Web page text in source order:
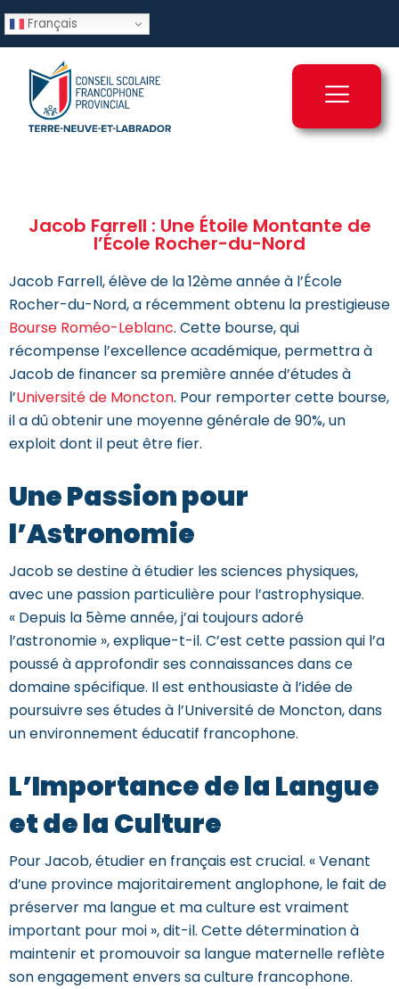
Français
Jacob Farrell : Une Étoile Montante de
l’École Rocher-du-Nord
Jacob Farrell, élève de la 12ème année à l’École
Rocher-du-Nord, a récemment obtenu la prestigieuse
Bourse Roméo-Leblanc. Cette bourse, qui
récompense l’excellence académique, permettra à
Jacobde financer sa première année d’études à
l’Université de Moncton. Pour remporter cette bourse,
il a dû obtenir une moyenne générale de 90%, un
exploit dont il peut être fier.
Une Passion pour
l’Astronomie
Jacobse destine à étudier les sciences physiques,
avec une passion particulière pour l’astrophysique.
« Depuis la 5ème année, j’ai toujours adoré
l’astronomie », explique-t-il. C’est cette passion qui l’a
poussé à approfondir ses connaissances dans ce
domaine spécifique. Il est enthousiaste à l’idée de
poursuivre ses études à l’Université de Moncton, dans
un environnement éducatif francophone.
L’Importance de la Langue
et de la Culture
PourJacob, étudier en français est crucial. « Venant
d’une province majoritairement anglophone, le fait de
préserver ma langue et ma culture est vraiment
important pour moi », dit-il. Cette détermination à
maintenir et promouvoir sa langue maternelle reflète
son engagement envers sa culture francophone.